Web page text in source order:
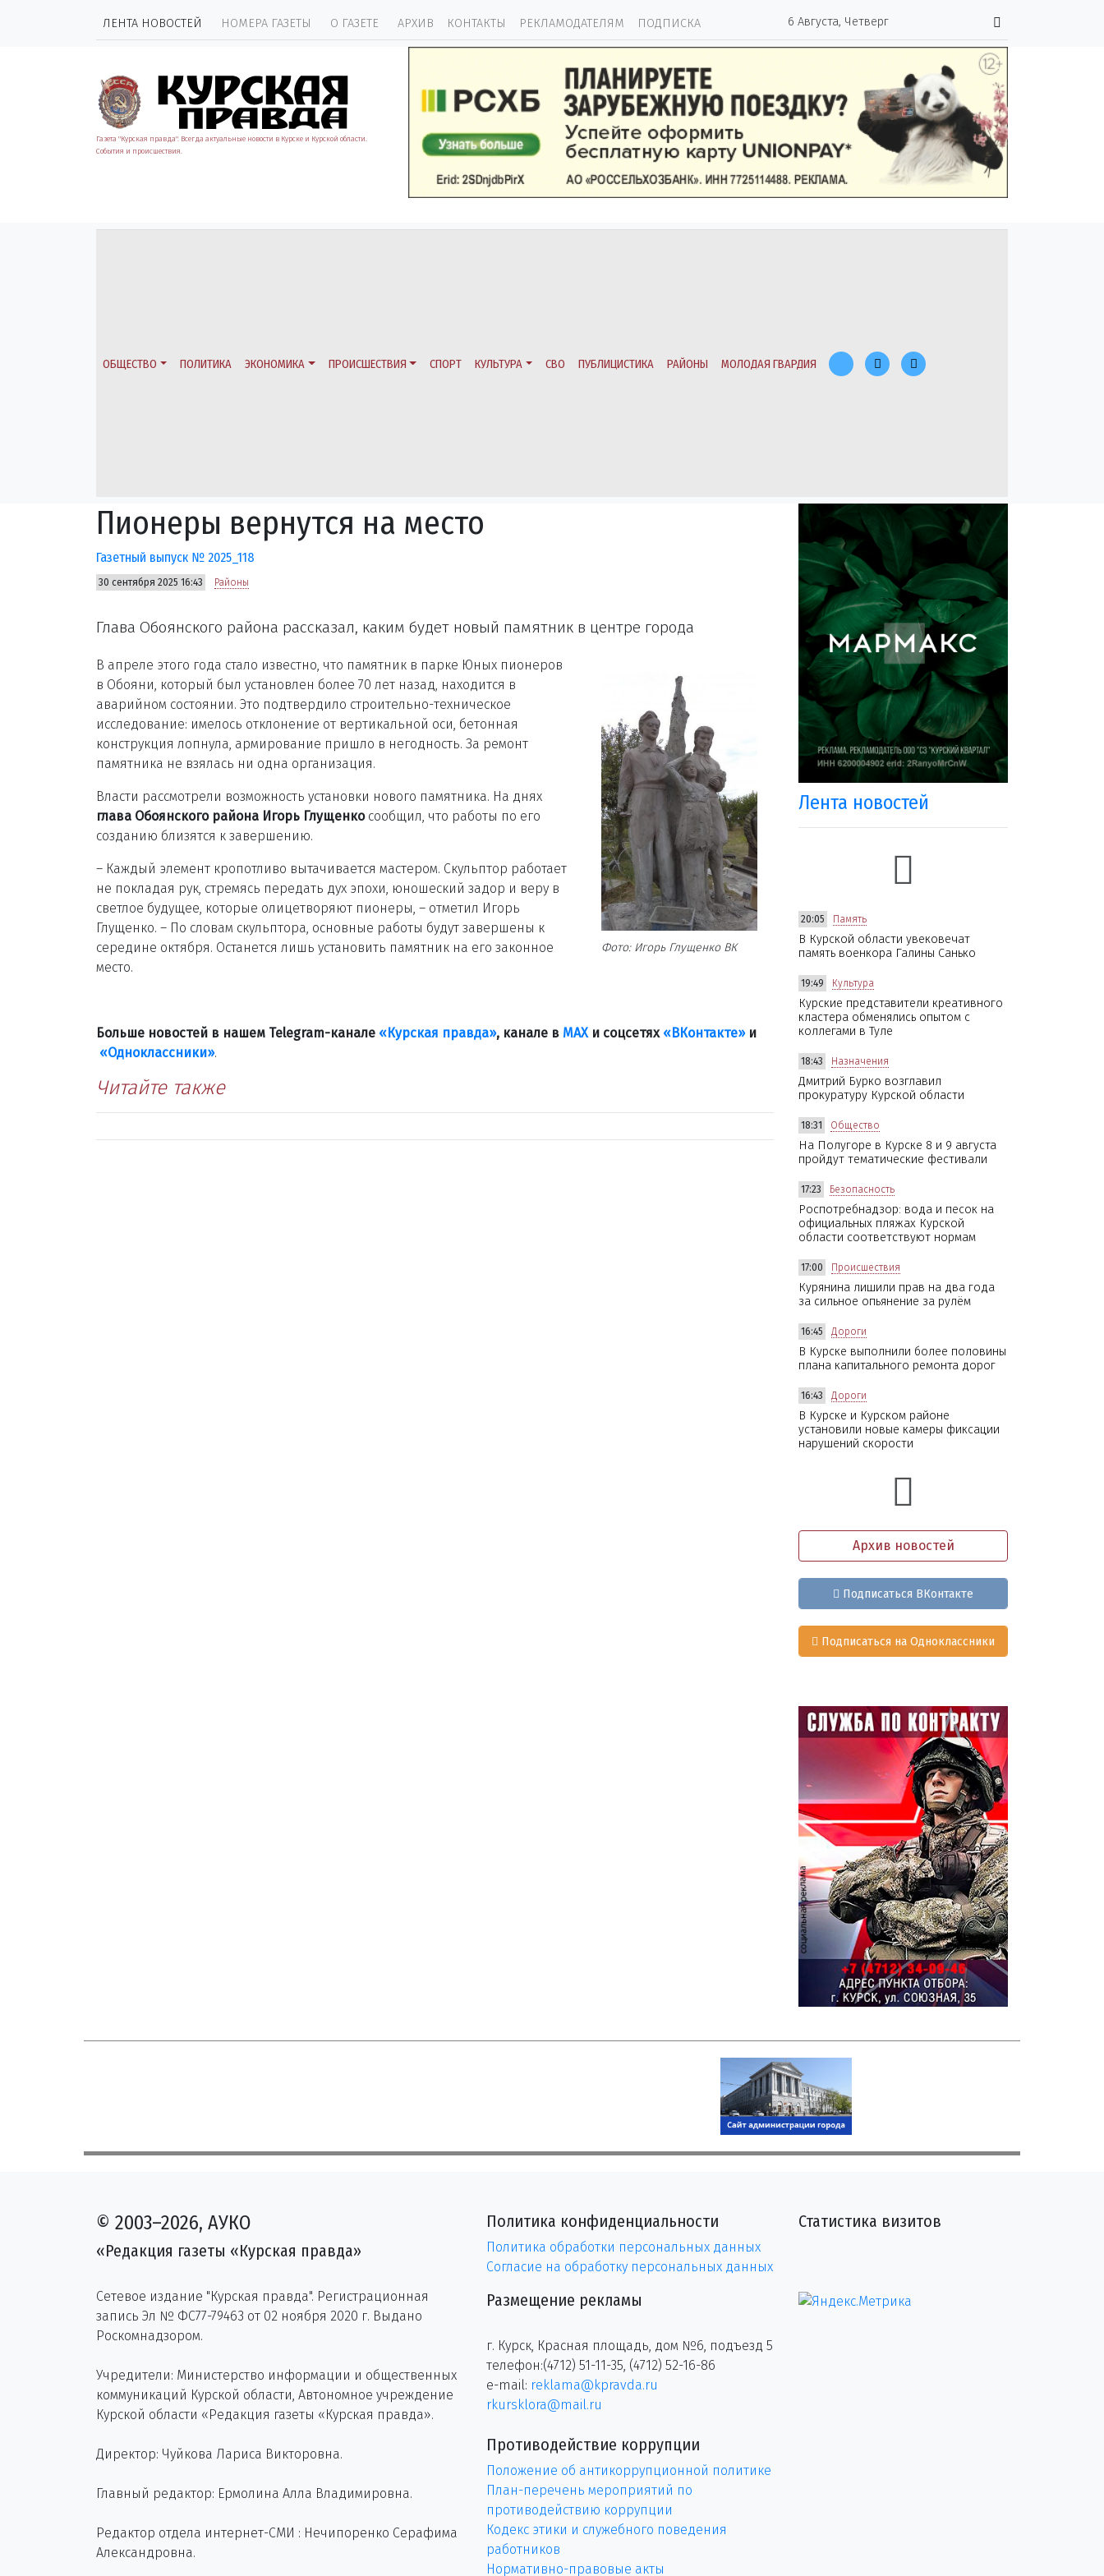
ЛЕНТА НОВОСТЕЙ НОМЕРА ГАЗЕТЫ О ГАЗЕТЕ АРХИВ КОНТАКТЫ РЕКЛАМОДАТЕЛЯМ ПОДПИСКА 6 Августа, Четверг
Газета "Курская правда". Всегда актуальные новости в Курске и Курской области.
События и происшествия.
ОБЩЕСТВО ПОЛИТИКА ЭКОНОМИКА ПРОИСШЕСТВИЯ СПОРТ КУЛЬТУРА СВО ПУБЛИЦИСТИКА РАЙОНЫ МОЛОДАЯ ГВАРДИЯ
Пионеры вернутся на место
Газетный выпуск № 2025_118
30 сентября 2025 16:43 Районы
Глава Обоянского района рассказал, каким будет новый памятник в центре города
Фото: Игорь Глущенко ВК
В апреле этого года стало известно, что памятник в парке Юных пионеров
в Обояни, который был установлен более 70 лет назад, находится в
аварийном состоянии. Это подтвердило строительно-техническое
исследование: имелось отклонение от вертикальной оси, бетонная
конструкция лопнула, армирование пришло в негодность. За ремонт
памятника не взялась ни одна организация.
Власти рассмотрели возможность установки нового памятника. На днях
глава Обоянского района Игорь Глущенкосообщил, что работы по его
созданию близятся к завершению.
– Каждый элемент кропотливо вытачивается мастером. Скульптор работает
не покладая рук, стремясь передать дух эпохи, юношеский задор и веру в
светлое будущее, которые олицетворяют пионеры, – отметил Игорь
Глущенко. – По словам скульптора, основные работы будут завершены к
середине октября. Останется лишь установить памятник на его законное
место.
Больше новостей в нашем Telegram-канале «Курская правда», канале в МАХи соцсетях «ВКонтакте»и
«Одноклассники».
Читайте также
Лента новостей
20:05 Память
В Курской области увековечат
память военкора Галины Санько
19:49 Культура
Курские представители креативного
кластера обменялись опытом с
коллегами в Туле
18:43 Назначения
Дмитрий Бурко возглавил
прокуратуру Курской области
18:31 Общество
На Полугоре в Курске 8 и 9 августа
пройдут тематические фестивали
17:23 Безопасность
Роспотребнадзор: вода и песок на
официальных пляжах Курской
области соответствуют нормам
17:00 Происшествия
Курянина лишили прав на два года
за сильное опьянение за рулём
16:45 Дороги
В Курске выполнили более половины
плана капитального ремонта дорог
16:43 Дороги
В Курске и Курском районе
установили новые камеры фиксации
нарушений скорости
Архив новостей
Подписаться ВКонтакте
Подписаться на Одноклассники
© 2003–2026, АУКО
«Редакция газеты «Курская правда»
Сетевое издание "Курская правда". Регистрационная
запись Эл № ФС77-79463 от 02 ноября 2020 г. Выдано
Роскомнадзором.
Учредители: Министерство информации и общественных
коммуникаций Курской области, Автономное учреждение
Курской области «Редакция газеты «Курская правда».
Директор: Чуйкова Лариса Викторовна.
Главный редактор: Ермолина Алла Владимировна.
Редактор отдела интернет-СМИ : Нечипоренко Серафима
Александровна.
Политика конфиденциальности
Политика обработки персональных данных
Согласие на обработку персональных данных
Размещение рекламы
г. Курск, Красная площадь, дом №6, подъезд 5
телефон:(4712) 51-11-35, (4712) 52-16-86
e-mail: reklama@kpravda.ru
rkursklora@mail.ru
Противодействие коррупции
Положение об антикоррупционной политике
План-перечень мероприятий по
противодействию коррупции
Кодекс этики и служебного поведения
работников
Нормативно-правовые акты
Статистика визитов